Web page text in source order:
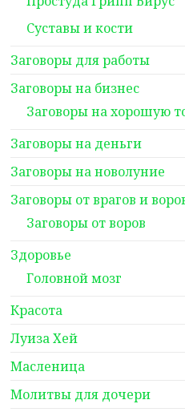
Суставы и кости
Заговоры для работы
Заговоры на бизнес
Заговоры на хорошую
Заговоры на деньги
Заговоры на новолуние
Заговоры от врагов и
Заговоры от воров
Здоровье
Головной мозг
Красота
Луиза Хей
Масленица
Молитвы для дочери